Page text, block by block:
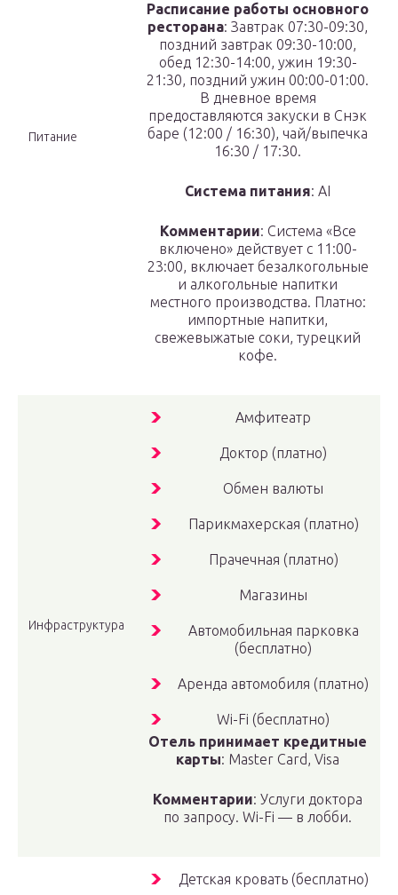
Питание
Расписание работы основного
ресторана: Завтрак 07:30-09:30,
поздний завтрак 09:30-10:00,
обед 12:30-14:00, ужин 19:30-
21:30, поздний ужин 00:00-01:00.
В дневное время
предоставляются закуски в Снэк
баре (12:00 / 16:30), чай/выпечка
16:30 / 17:30.
Система питания: AI
Комментарии: Система «Все
включено» действует с 11:00-
23:00, включает безалкогольные
и алкогольные напитки
местного производства. Платно:
импортные напитки,
свежевыжатые соки, турецкий
кофе.
Инфраструктура
Амфитеатр
Доктор (платно)
Обмен валюты
Парикмахерская (платно)
Прачечная (платно)
Магазины
Автомобильная парковка
(бесплатно)
Аренда автомобиля (платно)
Wi-Fi (бесплатно)
Отель принимает кредитные
карты: Master Card, Visa
Комментарии: Услуги доктора
по запросу. Wi-Fi — в лобби.
Детская кровать (бесплатно)